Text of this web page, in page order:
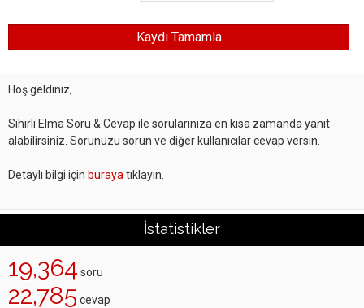
Hoş geldiniz,
Sihirli Elma Soru & Cevap ile sorularınıza en kısa zamanda yanıt
alabilirsiniz. Sorunuzu sorun ve diğer kullanıcılar cevap versin.
Detaylı bilgi için buraya tıklayın.
İstatistikler
19,364 soru
22,785 cevap